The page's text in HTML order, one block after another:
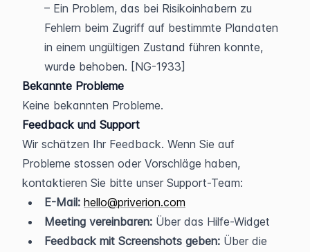
– Ein Problem, das bei Risikoinhabern zu
Fehlern beim Zugriff auf bestimmte Plandaten
in einem ungültigen Zustand führen konnte,
wurde behoben. [NG-1933]
Bekannte Probleme
Keine bekannten Probleme.
Feedback und Support
Wir schätzen Ihr Feedback. Wenn Sie auf
Probleme stossen oder Vorschläge haben,
kontaktieren Sie bitte unser Support-Team:
E-Mail: hello@priverion.com
Meeting vereinbaren: Über das Hilfe-Widget
Feedback mit Screenshots geben: Über die